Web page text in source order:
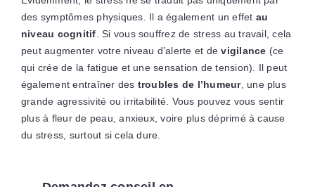
des symptômes physiques. Il a également un effet au
niveau cognitif . Si vous souffrez de stress au travail, cela
peut augmenter votre niveau d’alerte et de vigilance (ce
qui crée de la fatigue et une sensation de tension). Il peut
également entraîner des troubles de l’humeur, une plus
grande agressivité ou irritabilité. Vous pouvez vous sentir
plus à fleur de peau, anxieux, voire plus déprimé à cause
du stress, surtout si cela dure.